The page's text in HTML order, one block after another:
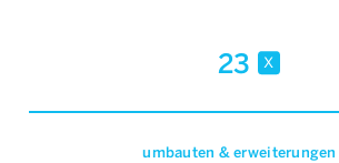
23 x
umbauten & erweiterungen